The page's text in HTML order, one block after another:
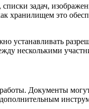
задач,
хранилищем это
несколькими
Документы